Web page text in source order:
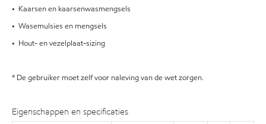
• Kaarsen en kaarsenwasmengsels
• Wasemulsies en mengsels
• Hout- en vezelplaat-sizing
* De gebruiker moet zelf voor naleving van de wet zorgen.
Eigenschappen en specificaties